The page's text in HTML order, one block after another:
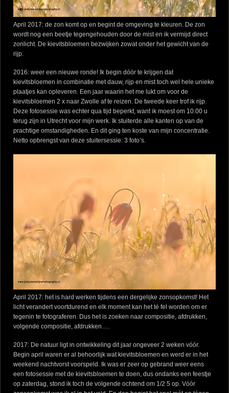
April 2017: de zon komt op en begint de omgeving te kleuren. De zon
wordt nog een beetje tegengehouden door de mist en ik vermijd direct
zonlicht. De kievitsbloemen bezwijken zowat onder het gewicht van de
rijp.
2016: weer een nieuwe ronde! Ik begin dóór te krijgen dat
kievitsbloemen in combinatie met dauw, rijp en mist toch wel hele unieke
plaatjes kan opleveren. Een jaar waarin het me lukt om voor de
kievitsbloemen 2 x naar Zwolle af te reizen. De tweede keer trof ik rijp.
Deze fotosessie was echter qua tijd beperkt, want ik moest om 10.00 u
terug zijn in Utrecht voor mijn werk. Ik stuiterde alle kanten op van de
prachtige omstandigheden. En dit ging ten koste van mijn concentratie.
Netto opbrengst van deze stuitersessie: 3 foto’s.
April 2017: het is hard werken tijdens een dergelijke zonsopkomst! Het
licht verandert voortdurend en elk moment kan het té fel worden om er
tegenin te fotograferen. Dus het is zoeken naar compositie, afdrukken,
volgende compositie, afdrukken….
2017: De natuur ligt in ontwikkeling dit jaar ongeveer 2 weken vóór.
Begin april waren er al behoorlijk wat kievitsbloemen en werd er in het
weekend nachtvorst voorspeld. Ik was er zeer op gebrand weer eens
een fotosessie met de kievitsbloemen te doen, dus ondanks een feestje
op zaterdag, stond ik toch de volgende ochtend om 1/2 5 op. Vóór